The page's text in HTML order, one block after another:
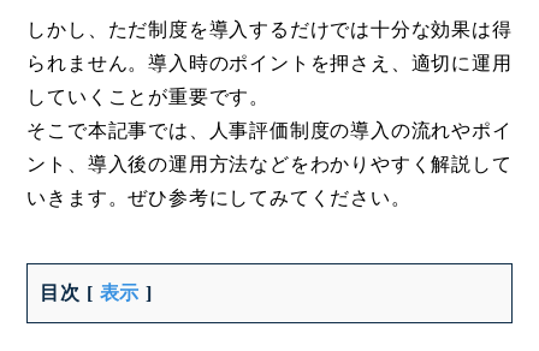
しかし、ただ制度を導入するだけでは十分な効果は得
られません。導入時のポイントを押さえ、適切に運用
していくことが重要です。
そこで本記事では、人事評価制度の導入の流れやポイ
ント、導入後の運用方法などをわかりやすく解説して
いきます。ぜひ参考にしてみてください。
目次 [ 表示 ]